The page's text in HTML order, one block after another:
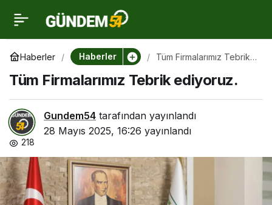
Haberler Haberler
Tüm Firmalarımız Tebrik
Tüm Firmalarımız Tebrik ediyoruz.
Gundem54 tarafından yayınlandı
28 Mayıs 2025, 16:26 yayınlandı
218
Tüm Firmalarımız Tebrik
ediyoruz.